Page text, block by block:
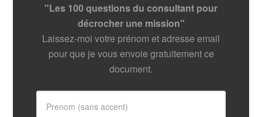
"Les 100 questions du consultant pour
décrocher une mission"
Laissez-moi votre prénom et adresse email
pour que je vous envoie gratuitement ce
document.